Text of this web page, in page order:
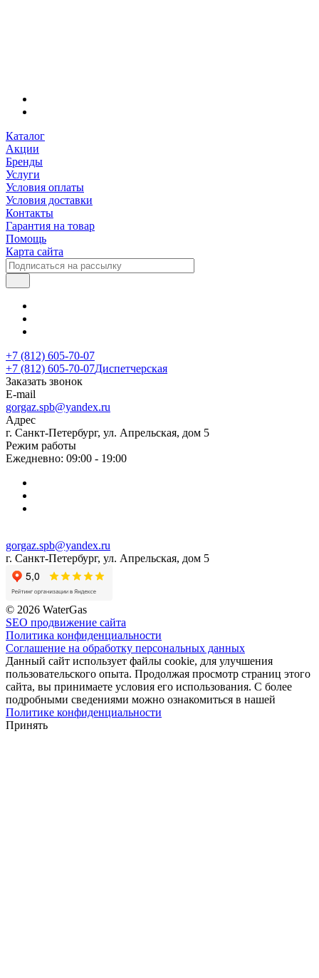
Каталог
Акции
Бренды
Услуги
Условия оплаты
Условия доставки
Контакты
Гарантия на товар
Помощь
Карта сайта
+7 (812) 605-70-07
+7 (812) 605-70-07Диспетчерская
Заказать звонок
E-mail
gorgaz.spb@yandex.ru
Адрес
г. Санкт-Петербург, ул. Апрельская, дом 5
Режим работы
Ежедневно: 09:00 - 19:00
gorgaz.spb@yandex.ru
г. Санкт-Петербург, ул. Апрельская, дом 5
© 2026 WaterGas
SEO продвижение сайта
Политика конфиденциальности
Соглашение на обработку персональных данных
Данный сайт использует файлы cookie, для улучшения
пользовательского опыта. Продолжая просмотр страниц этого
сайта, вы принимаете условия его использования. С более
подробными сведениями можно ознакомиться в нашей
Политике конфиденциальности
Принять